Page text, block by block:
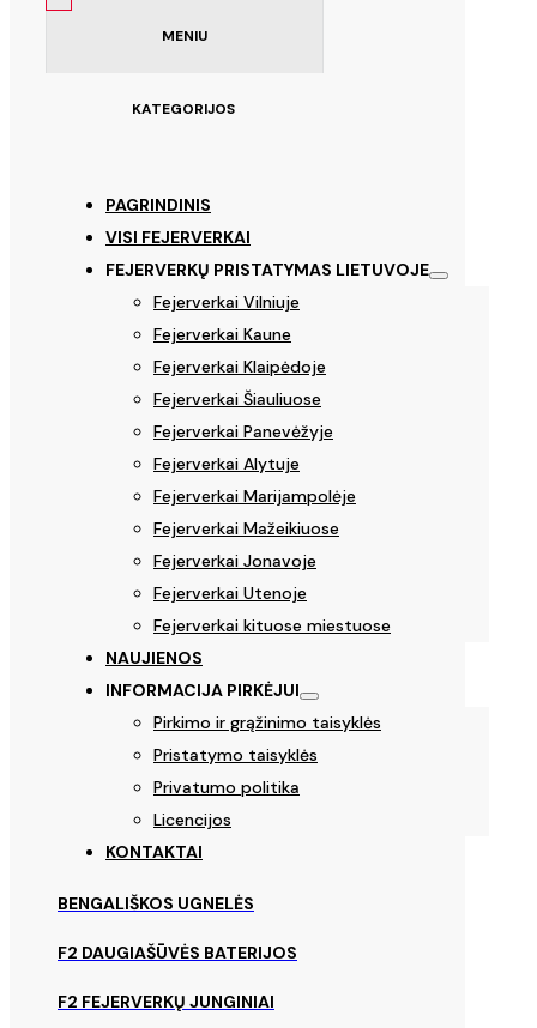
MENIU
KATEGORIJOS
PAGRINDINIS
VISI FEJERVERKAI
FEJERVERKŲ PRISTATYMAS LIETUVOJE
Fejerverkai Vilniuje
Fejerverkai Kaune
Fejerverkai Klaipėdoje
Fejerverkai Šiauliuose
Fejerverkai Panevėžyje
Fejerverkai Alytuje
Fejerverkai Marijampolėje
Fejerverkai Mažeikiuose
Fejerverkai Jonavoje
Fejerverkai Utenoje
Fejerverkai kituose miestuose
NAUJIENOS
INFORMACIJA PIRKĖJUI
Pirkimo ir grąžinimo taisyklės
Pristatymo taisyklės
Privatumo politika
Licencijos
KONTAKTAI
BENGALIŠKOS UGNELĖS
F2 DAUGIAŠŪVĖS BATERIJOS
F2 FEJERVERKŲ JUNGINIAI